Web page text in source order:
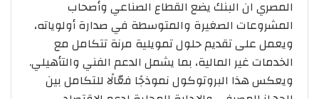
المصري ان البنك يضع القطاع الصناعي وأصحاب
المشروعات الصغيرة والمتوسطة في صدارة أولوياته،
ويعمل على تقديم حلول تمويلية مرنة تتكامل مع
الخدمات غير المالية، بما يشمل الدعم الفني والتأهيلي.
ويعكس هذا البروتوكول نموذجًا فعّالًا للتكامل بين